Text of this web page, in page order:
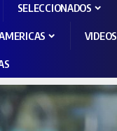
SELECCIONADOS
VIDEOS